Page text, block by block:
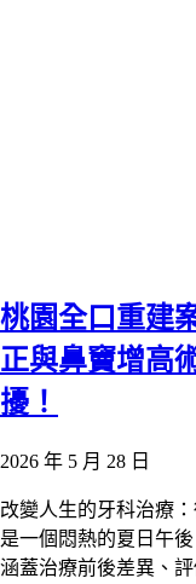
桃園全口重建
正與鼻竇增高
擾！
2026 年 5 月 28 日
改變人生的牙科治療
是一個悶熱的夏日午
涵蓋治療前後差異、